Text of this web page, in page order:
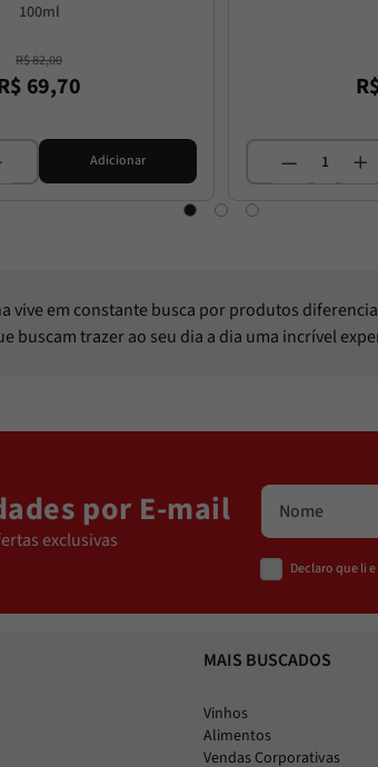
100ml
R$82,00
69,70
Adicionar
vive em constante busca por produtos
buscam trazer ao seu dia a dia uma incrível
por E-mail
exclusivas
Declaro que li
MAIS BUSCADOS
Vinhos
Alimentos
Vendas Corporativas